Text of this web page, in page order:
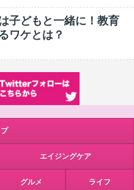
子どもと一緒に！教育
ワケとは？
プ
エイジングケア
グルメ ライフ